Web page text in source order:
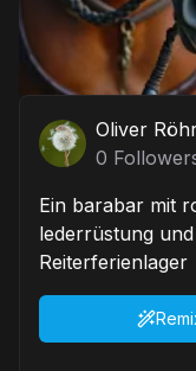
Oliver
0
Ein barabar mit
lederrüstung
Reiterferienlager